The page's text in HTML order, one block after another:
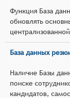
Функция База
обновлять
База данных
Наличие Базы
поиске
кандидатов,